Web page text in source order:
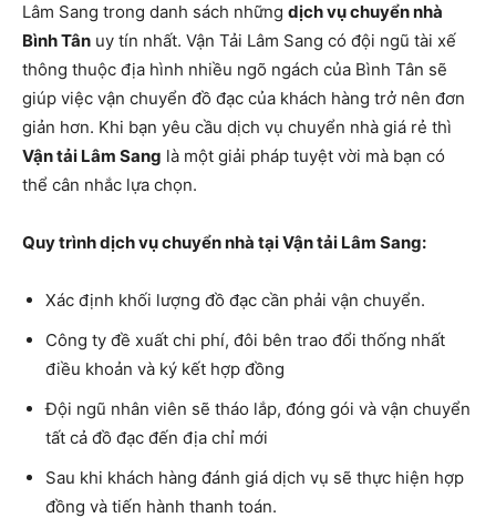
Lâm Sang trong danh sách những dịch vụ chuyển nhà
Bình Tân uy tín nhất. Vận Tải Lâm Sang có đội ngũ tài xế
thông thuộc địa hình nhiều ngõ ngách của Bình Tân sẽ
giúp việc vận chuyển đồ đạc của khách hàng trở nên đơn
giản hơn. Khi bạn yêu cầu dịch vụ chuyển nhà giá rẻ thì
Vận tải Lâm Sang là một giải pháp tuyệt vời mà bạn có
thể cân nhắc lựa chọn.
Quy trình dịch vụ chuyển nhà tại Vận tải Lâm Sang:
Xác định khối lượng đồ đạc cần phải vận chuyển.
Công ty đề xuất chi phí, đôi bên trao đổi thống nhất
điều khoản và ký kết hợp đồng
Đội ngũ nhân viên sẽ tháo lắp, đóng gói và vận chuyển
tất cả đồ đạc đến địa chỉ mới
Sau khi khách hàng đánh giá dịch vụ sẽ thực hiện hợp
đồng và tiến hành thanh toán.